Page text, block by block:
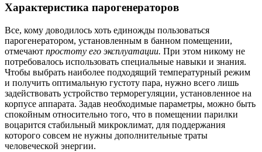
Характеристика парогенераторов
Все, кому доводилось хоть единожды пользоваться
парогенератором, установленным в банном помещении,
отмечают простоту его эксплуатации. При этом никому не
потребовалось использовать специальные навыки и знания.
Чтобы выбрать наиболее подходящий температурный режим
и получить оптимальную густоту пара, нужно всего лишь
задействовать устройство терморегуляции, установленное на
корпусе аппарата. Задав необходимые параметры, можно быть
спокойным относительно того, что в помещении парилки
воцарится стабильный микроклимат, для поддержания
которого совсем не нужны дополнительные траты
человеческой энергии.